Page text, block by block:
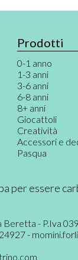
Prodotti
0-1 anno
1-3 anni
3-6 anni
6-8 anni
8+ anni
Giocattoli
Creatività
Accessori e
Pasqua
per essere
- P.Iva
-